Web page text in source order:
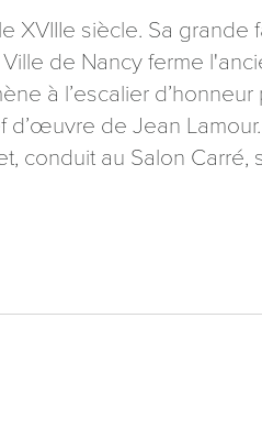
XVIIIe siècle. Sa grande
de Nancy ferme
à l’escalier d’honneur
de Jean Lamour.
conduit au Salon Carré,
à partir de ce formulaire sont
disposez d’un droit d’accès, de